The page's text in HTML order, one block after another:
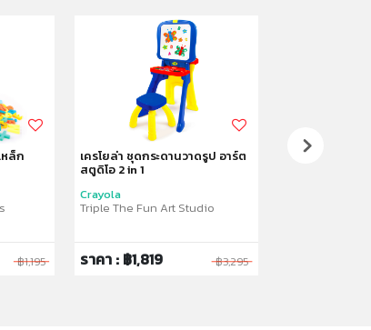
หล็ก
฿1,195
เครโยล่า ชุดกระดานวาดรูป อาร์ต
สตูดิโอ 2 in 1
Crayola
Triple The Fun Art Studio
ราคา : ฿1,819 ฿3,295
เครโยล่า ชุดขา